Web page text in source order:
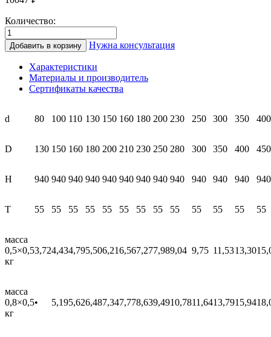
Количество:
Количество
товара
СТ1000
400/450
Труба-
сэндвич
1000мм
нерж.)
Добавить в корзину Нужна консультация
Характеристики
Материалы и производитель
Сертификаты качества
d 80 100 110 130 150 160 180 200 230 250 300 350 400
D 130 150 160 180 200 210 230 250 280 300 350 400 450
H 940 940 940 940 940 940 940 940 940 940 940 940 940
T 55 55 55 55 55 55 55 55 55 55 55 55 55
масса
0,5×0,5
кг
3,724,434,795,506,216,567,277,989,04 9,75 11,5313,30
масса
0,8×0,5
кг
• 5,195,626,487,347,778,639,4910,7811,6413,7915,94